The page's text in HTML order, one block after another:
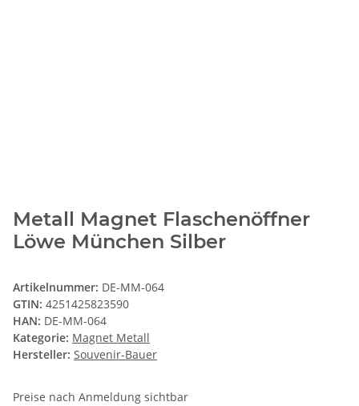
Metall Magnet Flaschenöffner
Löwe München Silber
Artikelnummer: DE-MM-064
GTIN: 4251425823590
HAN: DE-MM-064
Kategorie: Magnet Metall
Hersteller: Souvenir-Bauer
Preise nach Anmeldung sichtbar